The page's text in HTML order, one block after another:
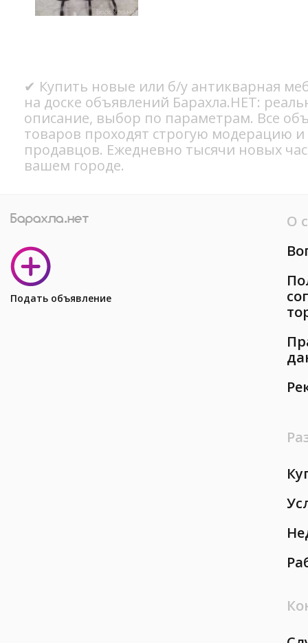
✔ Купить новые или б/у антикварная
на доске объявлений Барахла.НЕТ:
описание, выбор по параметрам. Все
товаров проходят строгую модерацию
продавцов. Ежедневно тысячи новых
вашем городе.
Подать объявление
О